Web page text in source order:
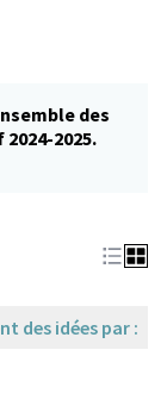
des
2025.
des idées par :